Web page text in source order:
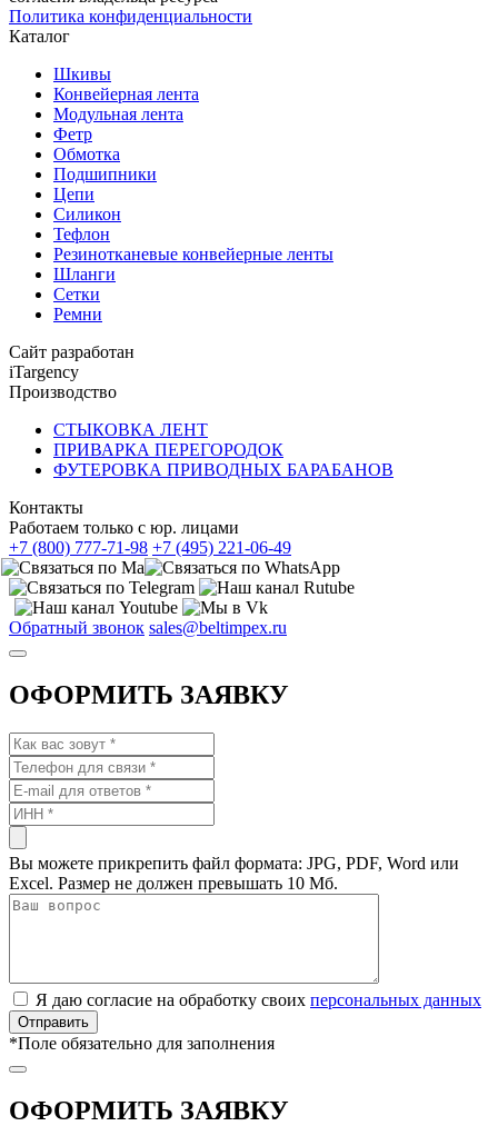
Политика конфиденциальности
Каталог
Шкивы
Конвейерная лента
Модульная лента
Фетр
Обмотка
Подшипники
Цепи
Силикон
Тефлон
Резинотканевые конвейерные ленты
Шланги
Сетки
Ремни
Сайт разработан
iTargency
Производство
СТЫКОВКА ЛЕНТ
ПРИВАРКА ПЕРЕГОРОДОК
ФУТЕРОВКА ПРИВОДНЫХ БАРАБАНОВ
Контакты
Работаем только с юр. лицами
+7 (800) 777-71-98 +7 (495) 221-06-49
Обратный звонок sales@beltimpex.ru
ОФОРМИТЬ ЗАЯВКУ
Вы можете прикрепить файл формата: JPG, PDF, Word или
Excel. Размер не должен превышать 10 Мб.
Я даю согласие на обработку своих персональных данных
*Поле обязательно для заполнения
ОФОРМИТЬ ЗАЯВКУ